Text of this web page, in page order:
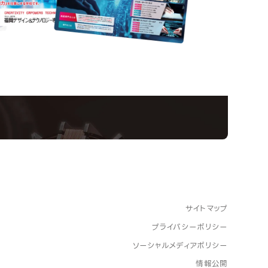
サイトマップ
プライバシーポリシー
ソーシャルメディアポリシー
情報公開